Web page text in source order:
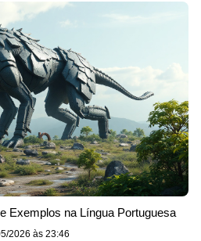
Exemplos na Língua Portuguesa
2026 às 23:46